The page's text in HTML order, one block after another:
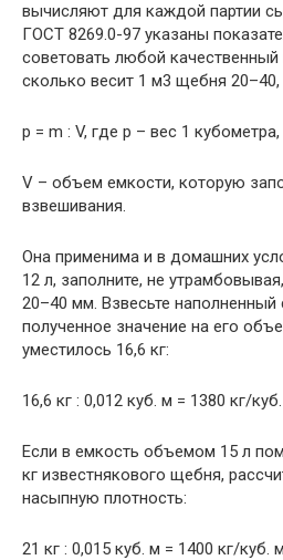
вычисляют для каждой партии
ГОСТ 8269.0-97 указаны
советовать любой
сколько весит 1 м3 щебня
p = m : V, где p – вес 1
V – объем емкости, которую
взвешивания.
Она применима и в домашних
12 л, заполните, не
20–40 мм. Взвесьте наполненный
полученное значение на его
уместилось 16,6 кг:
16,6 кг : 0,012 куб. м = 1380 кг/
Если в емкость объемом 15 л
кг известнякового щебня,
насыпную плотность:
21 кг : 0,015 куб. м = 1400 кг/куб. м